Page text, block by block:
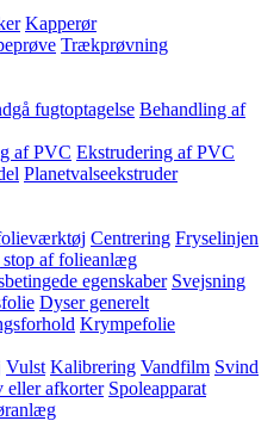
Kapperør
Trækprøvning
fugtoptagelse Behandling af
af PVC Ekstrudering af PVC
Planetvalseekstruder
Centrering Fryselinjen
stop af folieanlæg
egenskaber Svejsning
Dyser generelt
Krympefolie
Vulst Kalibrering Vandfilm Svind
eller afkorter Spoleapparat